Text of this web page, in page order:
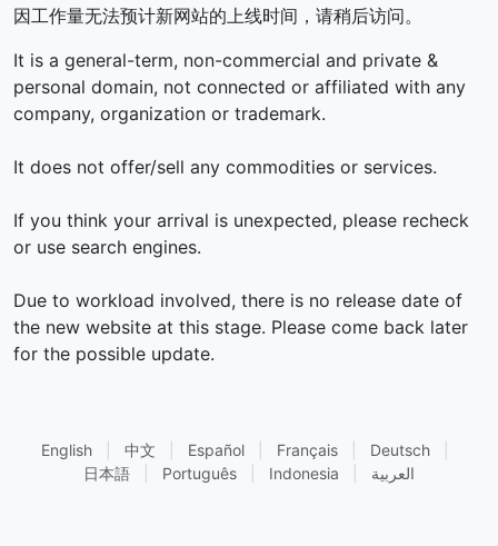
因工作量无法预计新网站的上线时间，请稍后访问。
It is a general-term, non-commercial and private &
personal domain, not connected or affiliated with any
company, organization or trademark.
It does not offer/sell any commodities or services.
If you think your arrival is unexpected, please recheck
or use search engines.
Due to workload involved, there is no release date of
the new website at this stage. Please come back later
for the possible update.
English 中文 Español Français Deutsch
日本語
Português Indonesia العربية